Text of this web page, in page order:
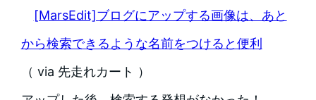
[MarsEdit]ブログにアップする画像は、あと
から検索できるような名前をつけると便利
（ via 先走れカート ）